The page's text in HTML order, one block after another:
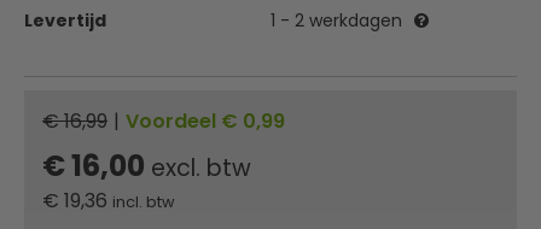
Levertijd
1 - 2 werkdagen
€ 16,99 | Voordeel € 0,99
€ 16,00 excl. btw
€ 19,36 incl. btw